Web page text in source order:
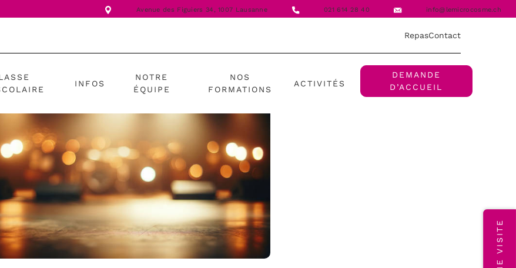
Avenue des Figuiers 34,1007 Lausanne 021 614 28 40 info@lemicrocosme.ch
RepasContact
INFOS
NOTRE
ÉQUIPE
NOS
FORMATIONS
ACTIVITÉS
DEMANDE
D’ACCUEIL